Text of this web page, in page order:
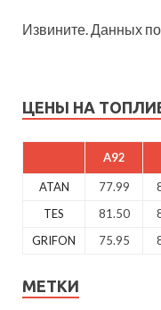
Извините. Данных
ЦЕНЫ НА
A92
ATAN 77.99
TES
81.50
GRIFON
75.95
МЕТКИ